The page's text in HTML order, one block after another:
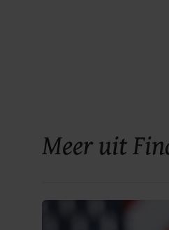
Meer uit